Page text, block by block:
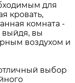
для
кровать,
комната -
выйдя, вы
воздухом и
выбор